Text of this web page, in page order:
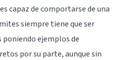
capaz de comportarse de una
siempre tiene que ser
ejemplos de
por su parte, aunque sin